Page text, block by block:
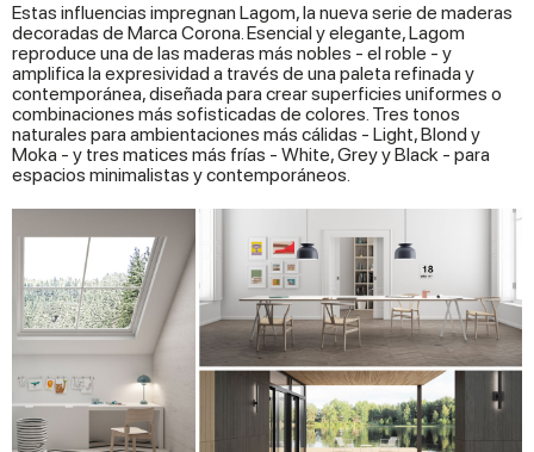
Estas influencias impregnan Lagom, la nueva serie de maderas
decoradas de Marca Corona. Esencial y elegante, Lagom
reproduce una de las maderas más nobles - el roble - y
amplifica la expresividad a través de una paleta refinada y
contemporánea, diseñada para crear superficies uniformes o
combinaciones más sofisticadas de colores. Tres tonos
naturales para ambientaciones más cálidas - Light, Blond y
Moka - y tres matices más frías - White, Grey y Black - para
espacios minimalistas y contemporáneos.